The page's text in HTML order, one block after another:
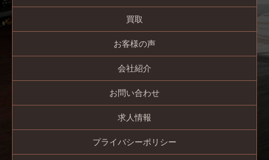
買取
お客様の声
会社紹介
お問い合わせ
求人情報
プライバシーポリシー